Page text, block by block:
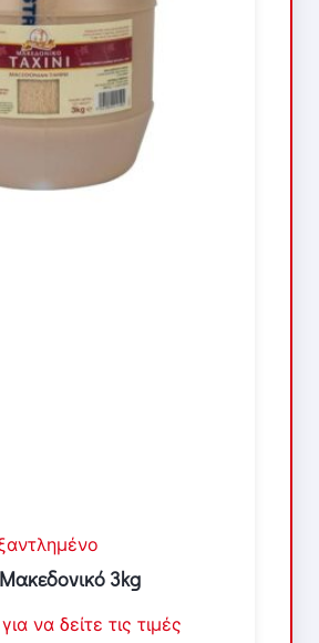
Μακεδονικό 3kg
να δείτε τις τιμές